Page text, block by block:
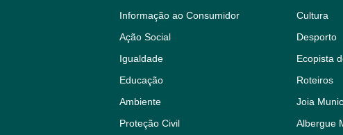
Informação ao Consumidor
Ação Social
Igualdade
Educação
Ambiente
Proteção Civil
Cultura
Desporto
Ecopista
Roteiros
Joia
Albergue